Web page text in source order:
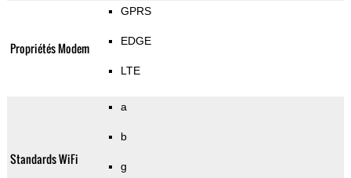
Propriétés Modem
GPRS
EDGE
LTE
Standards WiFi
a
b
g